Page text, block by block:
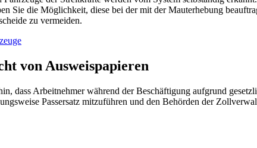
Sie die Möglichkeit, diese bei der mit der Mauterhebung
zu vermeiden.
von Ausweispapieren
dass Arbeitnehmer während der Beschäftigung aufgrund
Passersatz mitzuführen und den Behörden der